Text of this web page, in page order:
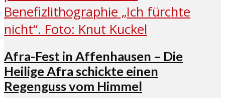
Afra-Fest in Affenhausen – Die
Heilige Afra schickte einen
Regenguss vom Himmel